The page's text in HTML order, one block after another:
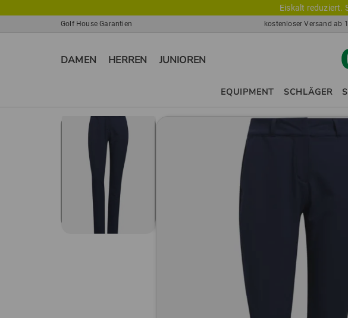
Eiskalt reduziert.
Golf House Garantien kostenloser Versand ab
DAMEN HERREN JUNIOREN
EQUIPMENT SCHLÄGER